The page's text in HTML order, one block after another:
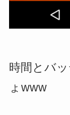
時間とバ
ょwww